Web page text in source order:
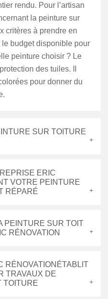
rendu. Pour l’artisan
la peinture sur
critères à prendre en
budget disponible pour
peinture choisir ? Le
des tuiles. Il
pour donner du
SUR TOITURE
ERIC
VOTRE PEINTURE
RÉPARÉ
PEINTURE SUR TOIT
RÉNOVATION
RÉNOVATIONÉTABLIT
TRAVAUX DE
TOITURE